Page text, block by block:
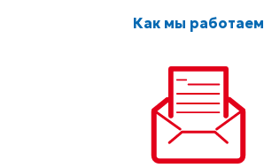
Как мы работаем